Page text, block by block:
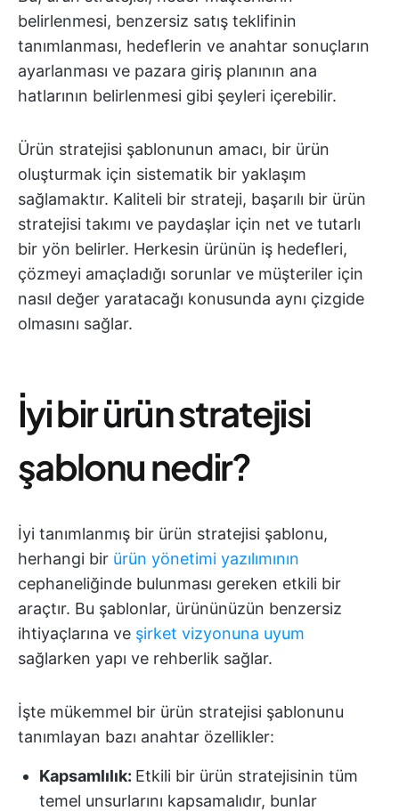
belirlenmesi, benzersiz satış teklifinin
tanımlanması, hedeflerin ve anahtar sonuçların
ayarlanması ve pazara giriş planının ana
hatlarının belirlenmesi gibi şeyleri içerebilir.
Ürün stratejisi şablonunun amacı, bir ürün
oluşturmak için sistematik bir yaklaşım
sağlamaktır. Kaliteli bir strateji, başarılı bir ürün
stratejisi takımı ve paydaşlar için net ve tutarlı
bir yön belirler. Herkesin ürünün iş hedefleri,
çözmeyi amaçladığı sorunlar ve müşteriler için
nasıl değer yaratacağı konusunda aynı çizgide
olmasını sağlar.
İyi bir ürün stratejisi
şablonu nedir?
İyi tanımlanmış bir ürün stratejisi şablonu,
herhangi bir ürün yönetimi yazılımının
cephaneliğinde bulunması gereken etkili bir
araçtır. Bu şablonlar, ürününüzün benzersiz
ihtiyaçlarına ve şirket vizyonuna uyum
sağlarken yapı ve rehberlik sağlar.
İşte mükemmel bir ürün stratejisi şablonunu
tanımlayan bazı anahtar özellikler:
Kapsamlılık: Etkili bir ürün stratejisinin tüm
temel unsurlarını kapsamalıdır, bunlar